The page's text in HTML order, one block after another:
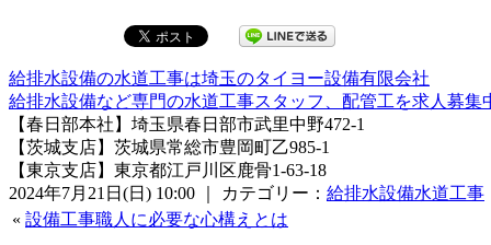
給排水設備の水道工事は埼玉のタイヨー設備有限会社
給排水設備など専門の水道工事スタッフ、配管工を求人募集
【春日部本社】埼玉県春日部市武里中野472-1
【茨城支店】茨城県常総市豊岡町乙985-1
【東京支店】東京都江戸川区鹿骨1-63-18
2024年7月21日(日) 10:00 ｜ カテゴリー： 給排水設備水道工事
« 設備工事職人に必要な心構えとは